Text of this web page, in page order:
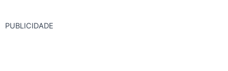
PUBLICIDADE